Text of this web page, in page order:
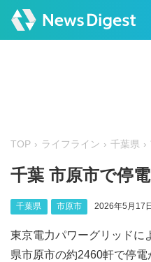
TOP ライフライン 千葉県
千葉 市原市で停
千葉県 市原市 2026年5月17
東京電力パワーグリッドに
県市原市の約2460軒で停電